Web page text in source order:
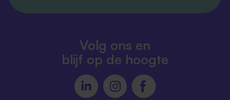
Volg ons en
blijf op de hoogte